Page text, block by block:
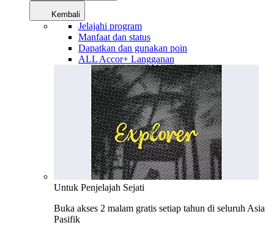
Kembali
Jelajahi program
Manfaat dan status
Dapatkan dan gunakan poin
ALL Accor+ Langganan
Untuk Penjelajah Sejati
Buka akses 2 malam gratis setiap tahun di seluruh Asia
Pasifik